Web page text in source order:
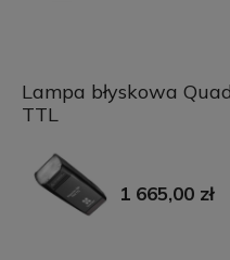
Lampa błyskowa
TTL
1 665,00 zł